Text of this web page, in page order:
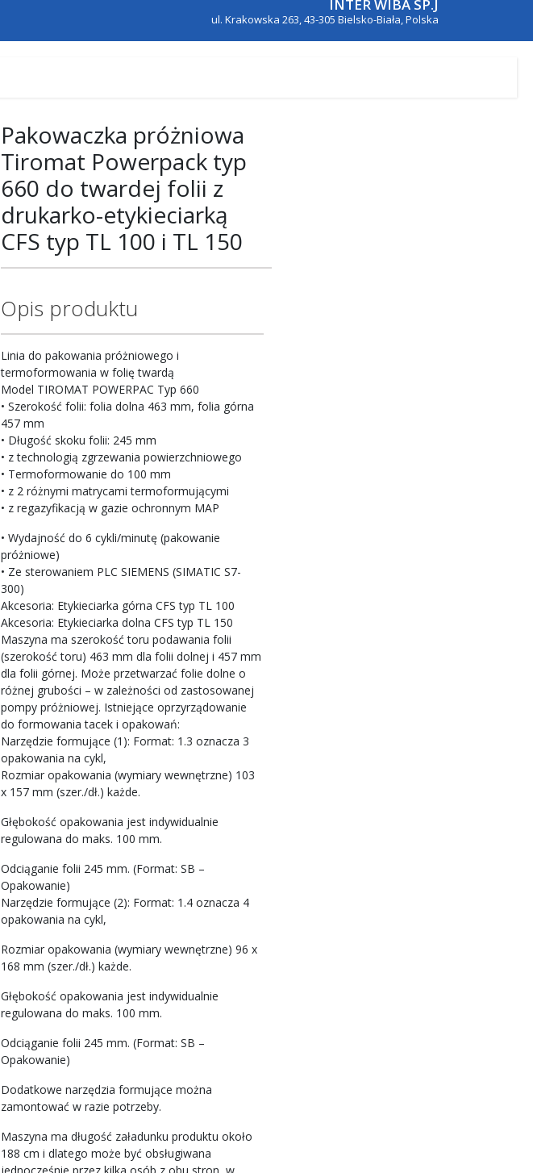
INTER WIBA SP.J
ul. Krakowska 263, 43-305 Bielsko-Biała, Polska
Pakowaczka próżniowa
Tiromat Powerpack typ
660 do twardej folii z
drukarko-etykieciarką
CFS typ TL 100 i TL 150
Opis produktu
Linia do pakowania próżniowego i
termoformowania w folię twardą
Model TIROMAT POWERPAC Typ 660
• Szerokość folii: folia dolna 463 mm, folia górna
457 mm
• Długość skoku folii: 245 mm
• z technologią zgrzewania powierzchniowego
• Termoformowanie do 100 mm
• z 2 różnymi matrycami termoformującymi
• z regazyfikacją w gazie ochronnym MAP
• Wydajność do 6 cykli/minutę (pakowanie
próżniowe)
• Ze sterowaniem PLC SIEMENS (SIMATIC S7-
300)
Akcesoria: Etykieciarka górna CFS typ TL 100
Akcesoria: Etykieciarka dolna CFS typ TL 150
Maszyna ma szerokość toru podawania folii
(szerokość toru) 463 mm dla folii dolnej i 457 mm
dla folii górnej. Może przetwarzać folie dolne o
różnej grubości – w zależności od zastosowanej
pompy próżniowej. Istniejące oprzyrządowanie
do formowania tacek i opakowań:
Narzędzie formujące (1): Format: 1.3 oznacza 3
opakowania na cykl,
Rozmiar opakowania (wymiary wewnętrzne) 103
x 157 mm (szer./dł.) każde.
Głębokość opakowania jest indywidualnie
regulowana do maks. 100 mm.
Odciąganie folii 245 mm. (Format: SB –
Opakowanie)
Narzędzie formujące (2): Format: 1.4 oznacza 4
opakowania na cykl,
Rozmiar opakowania (wymiary wewnętrzne) 96 x
168 mm (szer./dł.) każde.
Głębokość opakowania jest indywidualnie
regulowana do maks. 100 mm.
Odciąganie folii 245 mm. (Format: SB –
Opakowanie)
Dodatkowe narzędzia formujące można
zamontować w razie potrzeby.
Maszyna ma długość załadunku produktu około
188 cm i dlatego może być obsługiwana
jednocześnie przez kilka osób z obu stron, w